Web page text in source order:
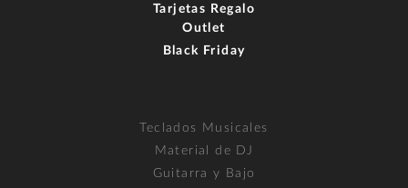
Tarjetas Regalo
Outlet
Black Friday
Teclados Musicales
Material de DJ
Guitarra y Bajo